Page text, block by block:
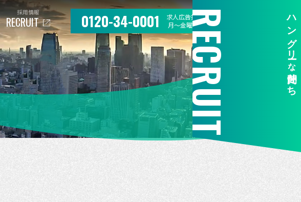
RECRUIT
採用情報
求人広告掲載のお問合せ
月〜金曜 10:00〜17:00
0120-34-0001 ハングリー
な
仲間たち
RECRUIT